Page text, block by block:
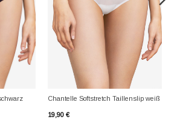
Chantelle Softstretch Taillenslip weiß
19,90 €